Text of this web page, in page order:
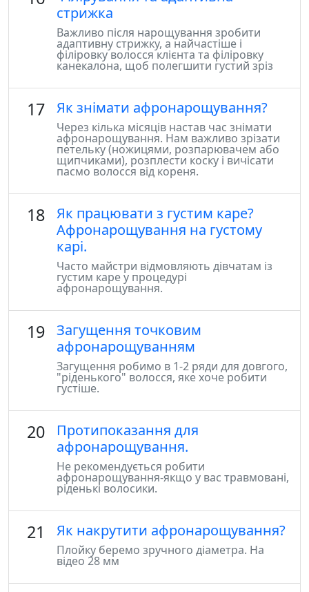
стрижка
Важливо після нарощування зробити
адаптивну стрижку, а найчастіше і
філіровку волосся клієнта та філіровку
канекалона, щоб полегшити густий зріз
17 Як знімати афронарощування?
Через кілька місяців настав час знімати
афронарощування. Нам важливо зрізати
петельку (ножицями, розпарювачем або
щипчиками), розплести коску і вичісати
пасмо волосся від кореня.
18
Як працювати з густим каре?
Афронарощування на густому
карі.
Часто майстри відмовляють дівчатам із
густим каре у процедурі
афронарощування.
19
Загущення точковим
афронарощуванням
Загущення робимо в 1-2 ряди для довгого,
"ріденького" волосся, яке хоче робити
густіше.
20
Протипоказання для
афронарощування.
Не рекомендується робити
афронарощування-якщо у вас травмовані,
ріденькі волосики.
21 Як накрутити афронарощування?
Плойку беремо зручного діаметра. На
відео 28 мм